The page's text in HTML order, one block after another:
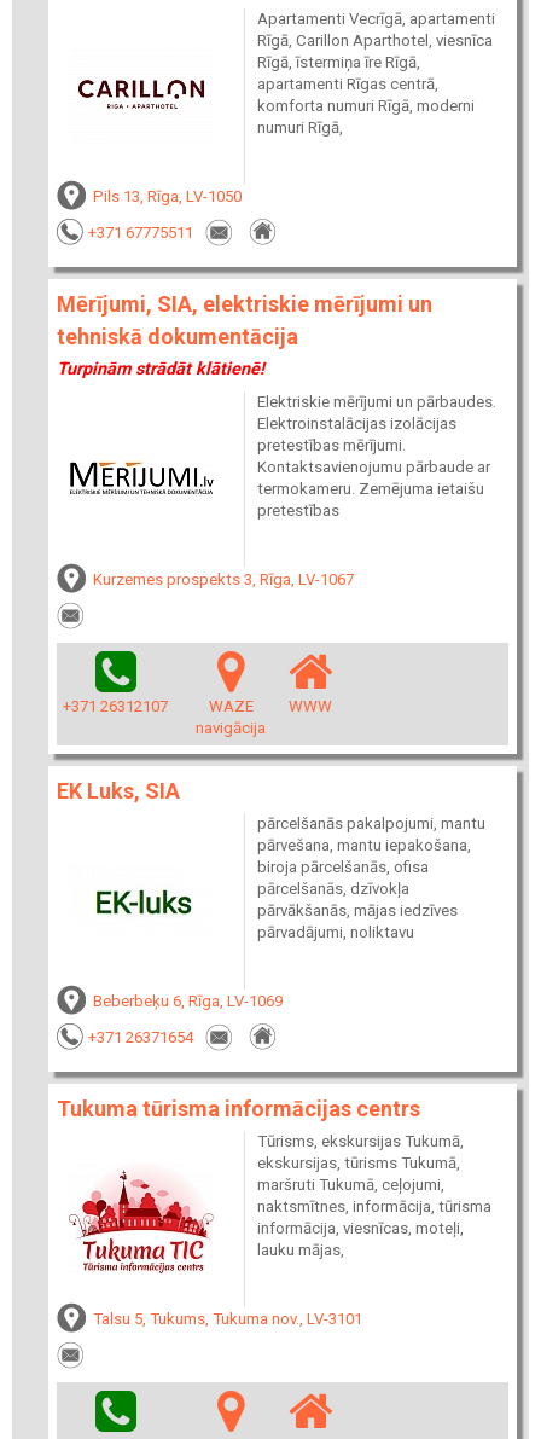
Apartamenti Vecrīgā, apartamenti
Rīgā, Carillon Aparthotel, viesnīca
Rīgā, īstermiņa īre Rīgā,
apartamenti Rīgas centrā,
komforta numuri Rīgā, moderni
numuri Rīgā,
Pils 13, Rīga, LV-1050
+371 67775511
Mērījumi, SIA, elektriskie mērījumi un
tehniskā dokumentācija
Turpinām strādāt klātienē!
Elektriskie mērījumi un pārbaudes.
Elektroinstalācijas izolācijas
pretestības mērījumi.
Kontaktsavienojumu pārbaude ar
termokameru. Zemējuma ietaišu
pretestības
Kurzemes prospekts 3, Rīga, LV-1067
+371 26312107
WAZE
navigācija
WWW
EK Luks, SIA
pārcelšanās pakalpojumi, mantu
pārvešana, mantu iepakošana,
biroja pārcelšanās, ofisa
pārcelšanās, dzīvokļa
pārvākšanās, mājas iedzīves
pārvadājumi, noliktavu
Beberbeķu 6, Rīga, LV-1069
+371 26371654
Tukuma tūrisma informācijas centrs
Tūrisms, ekskursijas Tukumā,
ekskursijas, tūrisms Tukumā,
maršruti Tukumā, ceļojumi,
naktsmītnes, informācija, tūrisma
informācija, viesnīcas, moteļi,
lauku mājas,
Talsu 5, Tukums, Tukuma nov., LV-3101